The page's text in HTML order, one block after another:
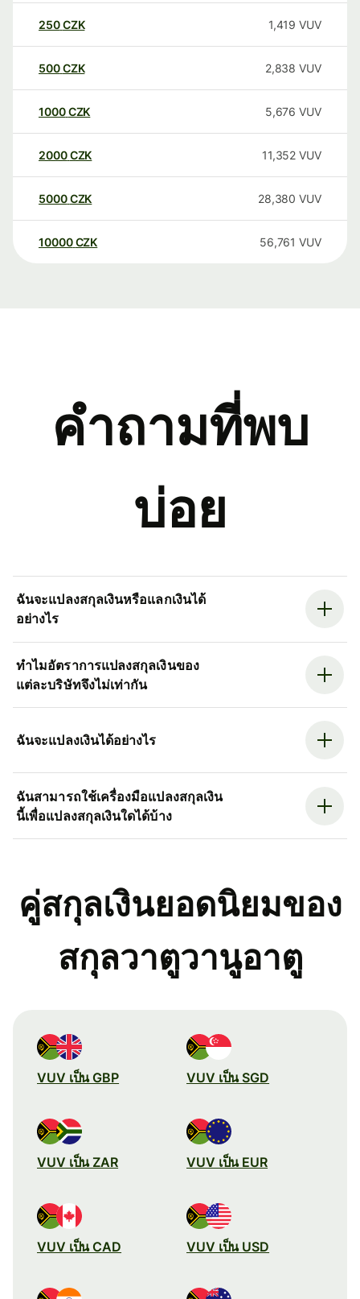
250CZK 1,419 VUV
500CZK 2,838 VUV
1000CZK 5,676 VUV
2000CZK 11,352 VUV
5000CZK 28,380 VUV
10000 CZK 56,761 VUV
คำถามที่พบ
บ่อย
ฉันจะแปลงสกุลเงินหรือแลกเงินได้
อย่างไร
ทำไมอัตราการแปลงสกุลเงินของ
แต่ละบริษัทจึงไม่เท่ากัน
ฉันจะแปลงเงินได้อย่างไร
ฉันสามารถใช้เครื่องมือแปลงสกุลเงิน
นี้เพื่อแปลงสกุลเงินใดได้บ้าง
คู่สกุลเงินยอดนิยมของ
สกุลวาตูวานูอาตู
VUV เป็น GBP VUV เป็น SGD
VUV เป็น ZAR VUV เป็น EUR
VUV เป็น CAD VUV เป็น USD